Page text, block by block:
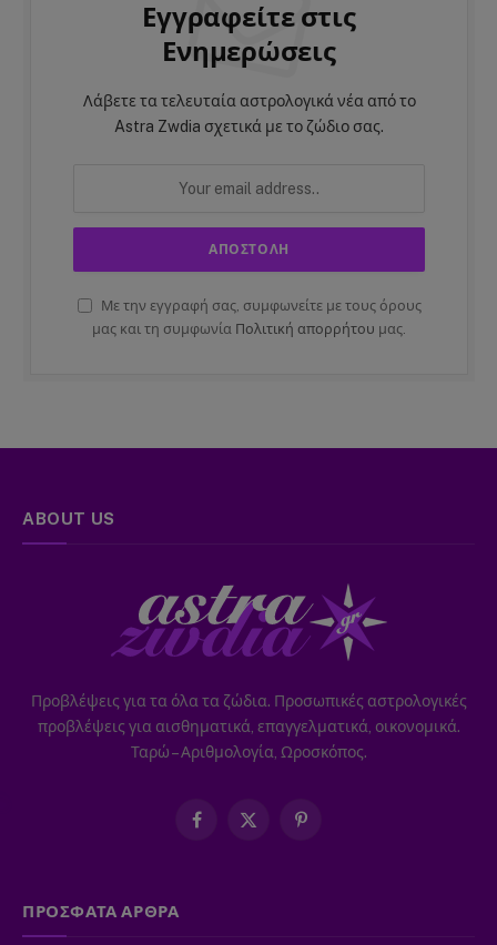
Εγγραφείτε στις
Ενημερώσεις
Λάβετε τα τελευταία αστρολογικά νέα από το
Astra Zwdia σχετικά με το ζώδιο σας.
Με την εγγραφή σας, συμφωνείτε με τους όρους
μας και τη συμφωνία Πολιτική απορρήτου μας.
ABOUT US
Προβλέψεις για τα όλα τα ζώδια. Προσωπικές αστρολογικές
προβλέψεις για αισθηματικά, επαγγελματικά, οικονομικά.
Ταρώ – Αριθμολογία, Ωροσκόπος.
Facebook
X
Pinterest
ΠΡΟΣΦΑΤΑ ΑΡΘΡΑ